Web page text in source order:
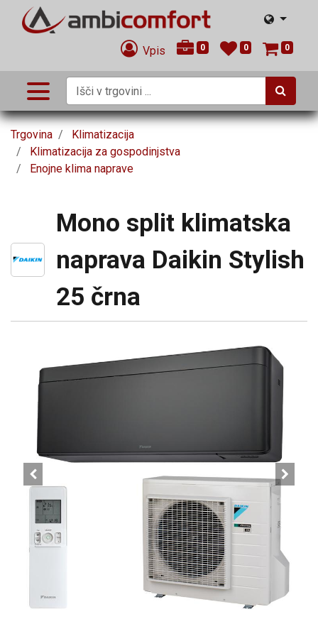
Vpis 0 0 0
Trgovina
Klimatizacija
Klimatizacija za gospodinjstva
Enojne klima naprave
Mono split klimatska
naprava Daikin Stylish
25 črna